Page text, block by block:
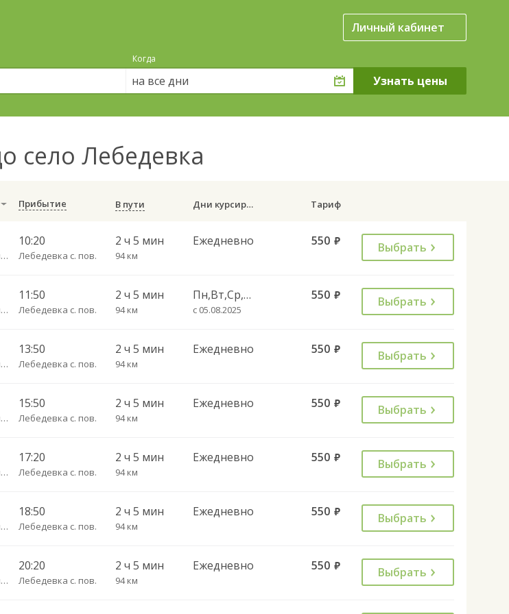
Личный кабинет
Когда
на все дни
село Лебедевка
Прибытие В пути Дни курсирования Тариф
Энгельс (ул. Степная 122А)
10:20
Лебедевка с. пов.
2 ч 5 мин
94 км
Ежедневно 550 руб. Выбрать
Энгельс (ул. Степная 122А)
11:50
Лебедевка с. пов.
2 ч 5 мин
94 км
Пн,Вт,Ср,Чт,Пт,Сб
с 05.08.2025
550 руб. Выбрать
Энгельс (ул. Степная 122А)
13:50
Лебедевка с. пов.
2 ч 5 мин
94 км
Ежедневно 550 руб. Выбрать
Энгельс (ул. Степная 122А)
15:50
Лебедевка с. пов.
2 ч 5 мин
94 км
Ежедневно 550 руб. Выбрать
Энгельс (ул. Степная 122А)
17:20
Лебедевка с. пов.
2 ч 5 мин
94 км
Ежедневно 550 руб. Выбрать
Энгельс (ул. Степная 122А)
18:50
Лебедевка с. пов.
2 ч 5 мин
94 км
Ежедневно 550 руб. Выбрать
Энгельс (ул. Степная 122А)
20:20
Лебедевка с. пов.
2 ч 5 мин
94 км
Ежедневно 550 руб. Выбрать